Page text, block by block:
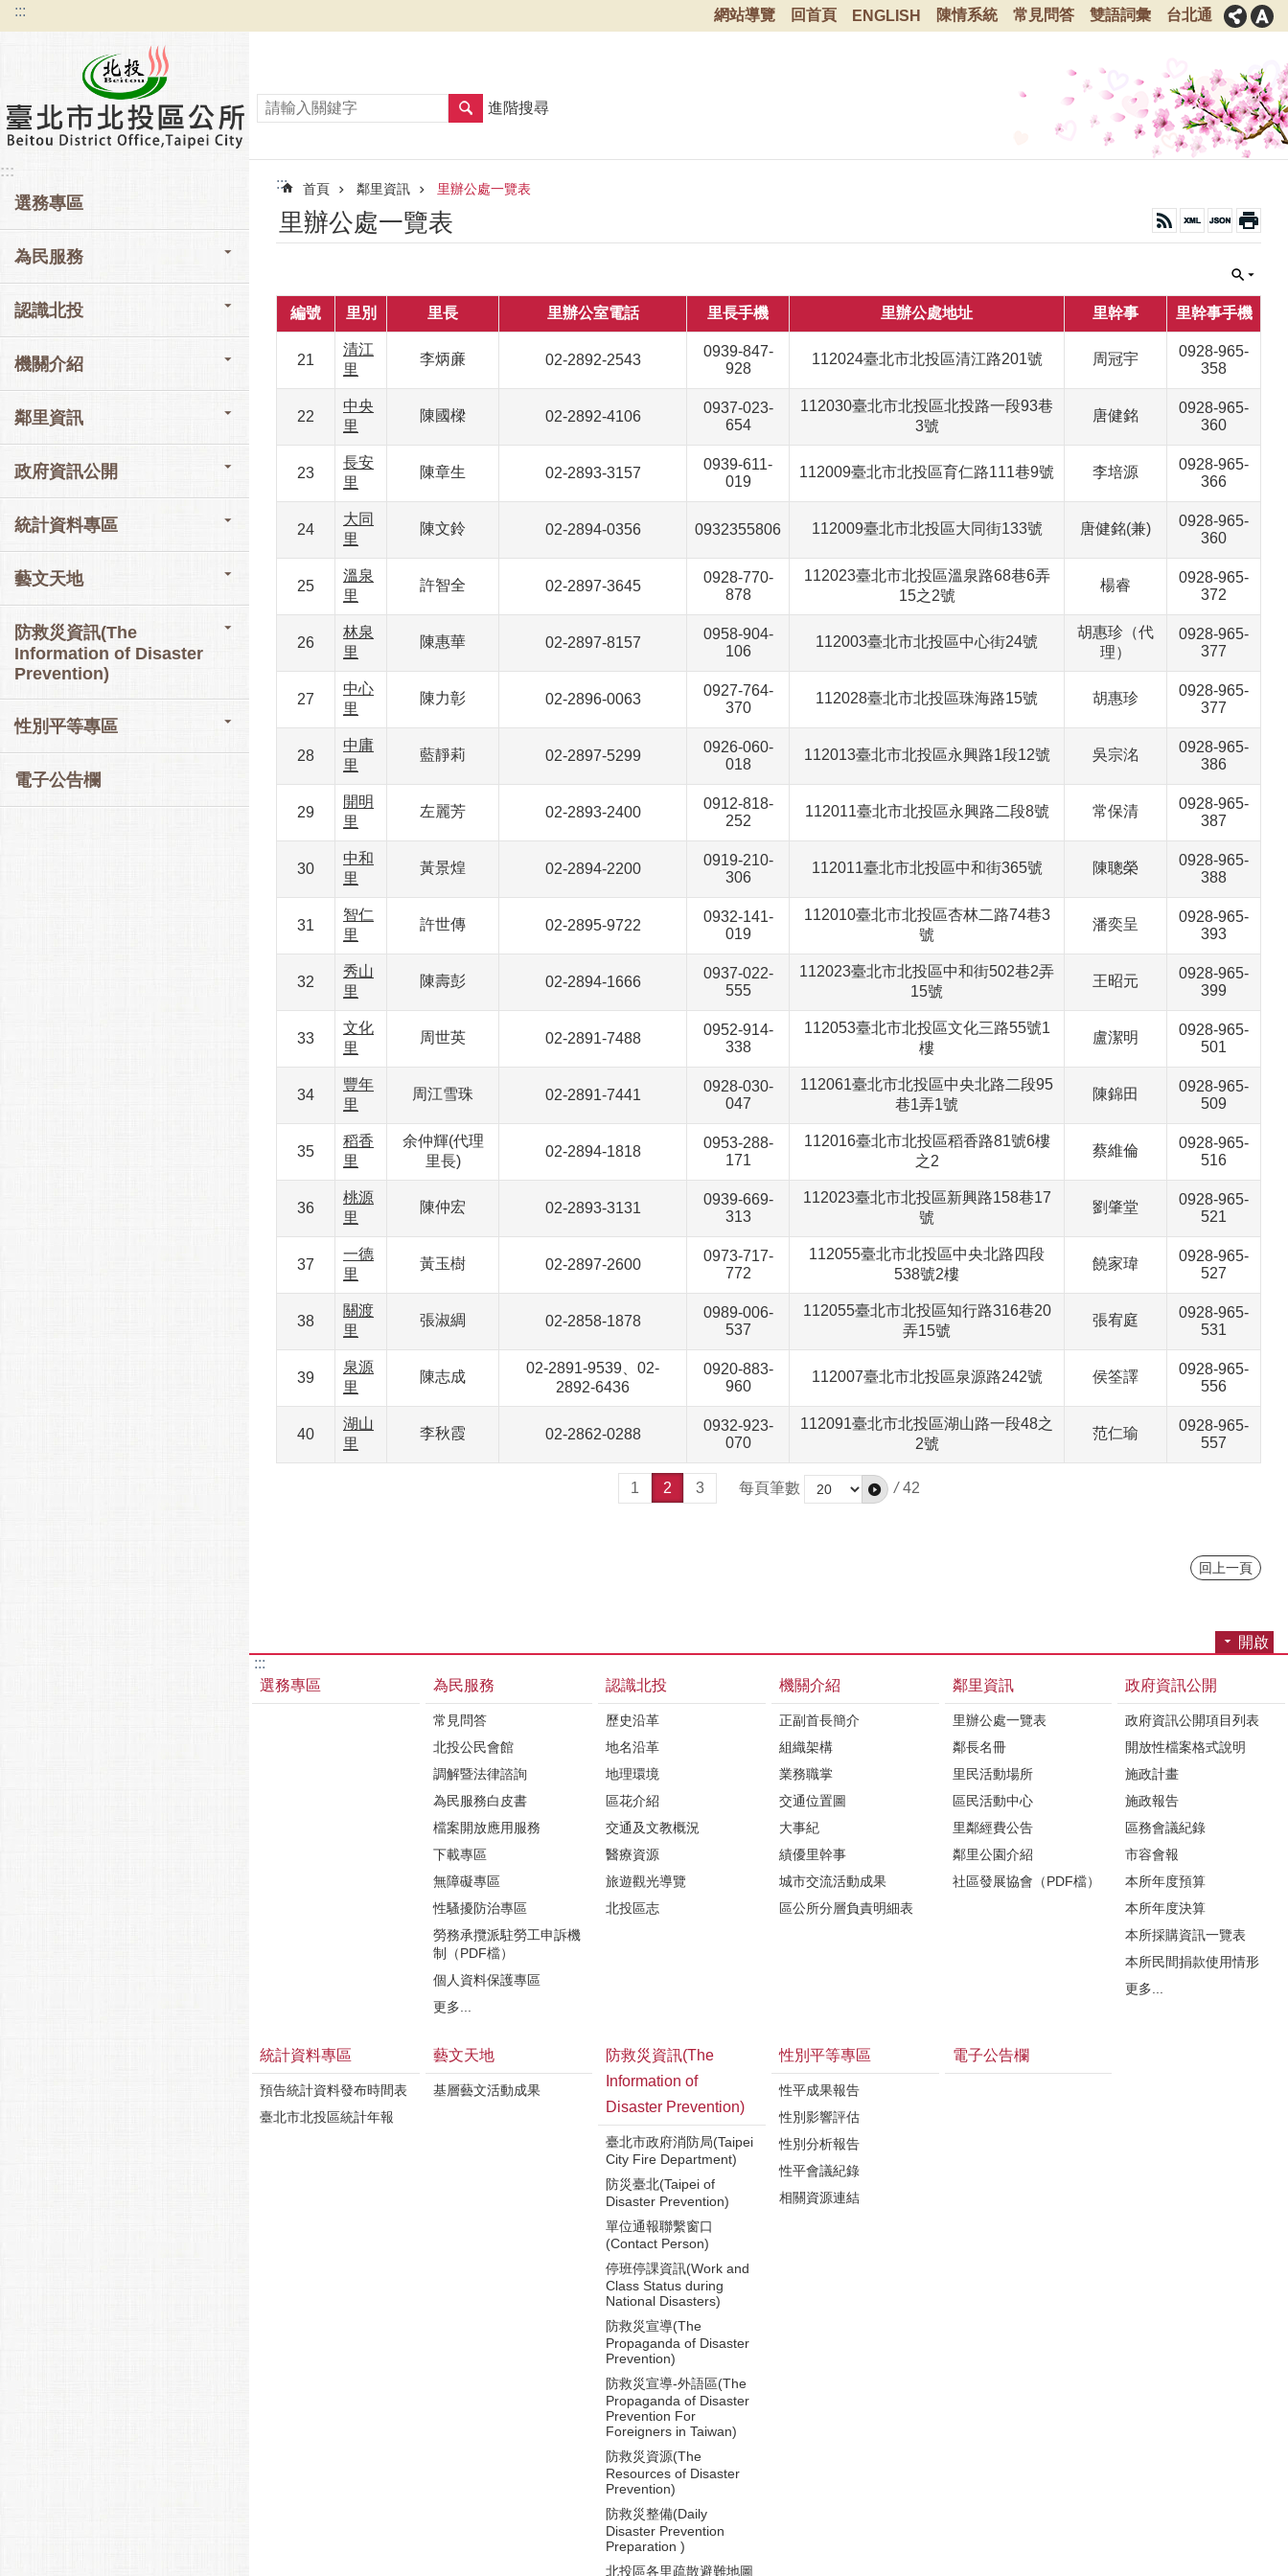
跳到主要內容區塊
::: 網站導覽 回首頁 ENGLISH 陳情系統 常見問答 雙語詞彙 台北通
:::
選務專區
為民服務
認識北投
機關介紹
鄰里資訊
政府資訊公開
統計資料專區
藝文天地
防救災資訊(The
Information of Disaster
Prevention)
性別平等專區
電子公告欄
進階搜尋
::: 首頁 鄰里資訊 里辦公處一覽表
里辦公處一覽表
編號 里別 里長 里辦公室電話 里長手機 里辦公處地址 里幹事 里幹事手機
21
清江
里
李炳亷 02-2892-2543
0939-847-
928
112024臺北市北投區清江路201號 周冠宇
0928-965-
358
22
中央
里
陳國樑 02-2892-4106
0937-023-
654
112030臺北市北投區北投路一段93巷
3號
唐健銘
0928-965-
360
23
長安
里
陳章生 02-2893-3157
0939-611-
019
112009臺北市北投區育仁路111巷9號 李培源
0928-965-
366
24
大同
里
陳文鈴 02-2894-0356 0932355806 112009臺北市北投區大同街133號 唐健銘(兼)
0928-965-
360
25
溫泉
里
許智全 02-2897-3645
0928-770-
878
112023臺北市北投區溫泉路68巷6弄
15之2號
楊睿
0928-965-
372
26
林泉
里
陳惠華 02-2897-8157
0958-904-
106
112003臺北市北投區中心街24號
胡惠珍（代
理）
0928-965-
377
27
中心
里
陳力彰 02-2896-0063
0927-764-
370
112028臺北市北投區珠海路15號 胡惠珍
0928-965-
377
28
中庸
里
藍靜莉 02-2897-5299
0926-060-
018
112013臺北市北投區永興路1段12號 吳宗洺
0928-965-
386
29
開明
里
左麗芳 02-2893-2400
0912-818-
252
112011臺北市北投區永興路二段8號 常保清
0928-965-
387
30
中和
里
黃景煌 02-2894-2200
0919-210-
306
112011臺北市北投區中和街365號 陳聰榮
0928-965-
388
31
智仁
里
許世傳 02-2895-9722
0932-141-
019
112010臺北市北投區杏林二路74巷3
號
潘奕呈
0928-965-
393
32
秀山
里
陳壽彭 02-2894-1666
0937-022-
555
112023臺北市北投區中和街502巷2弄
15號
王昭元
0928-965-
399
33
文化
里
周世英 02-2891-7488
0952-914-
338
112053臺北市北投區文化三路55號1
樓
盧潔明
0928-965-
501
34
豐年
里
周江雪珠 02-2891-7441
0928-030-
047
112061臺北市北投區中央北路二段95
巷1弄1號
陳錦田
0928-965-
509
35
稻香
里
余仲輝(代理
里長)
02-2894-1818
0953-288-
171
112016臺北市北投區稻香路81號6樓
之2
蔡維倫
0928-965-
516
36
桃源
里
陳仲宏 02-2893-3131
0939-669-
313
112023臺北市北投區新興路158巷17
號
劉肇堂
0928-965-
521
37
一德
里
黃玉樹 02-2897-2600
0973-717-
772
112055臺北市北投區中央北路四段
538號2樓
饒家瑋
0928-965-
527
38
關渡
里
張淑綢 02-2858-1878
0989-006-
537
112055臺北市北投區知行路316巷20
弄15號
張宥庭
0928-965-
531
39
泉源
里
陳志成
02-2891-9539、02-
2892-6436
0920-883-
960
112007臺北市北投區泉源路242號 侯筌譯
0928-965-
556
40
湖山
里
李秋霞 02-2862-0288
0932-923-
070
112091臺北市北投區湖山路一段48之
2號
范仁瑜
0928-965-
557
1 2 3 每頁筆數 / 42
回上一頁
開啟
:::
選務專區
為民服務
常見問答
北投公民會館
調解暨法律諮詢
為民服務白皮書
檔案開放應用服務
下載專區
無障礙專區
性騷擾防治專區
勞務承攬派駐勞工申訴機
制（PDF檔）
個人資料保護專區
更多...
認識北投
歷史沿革
地名沿革
地理環境
區花介紹
交通及文教概況
醫療資源
旅遊觀光導覽
北投區志
機關介紹
正副首長簡介
組織架構
業務職掌
交通位置圖
大事紀
績優里幹事
城市交流活動成果
區公所分層負責明細表
鄰里資訊
里辦公處一覽表
鄰長名冊
里民活動場所
區民活動中心
里鄰經費公告
鄰里公園介紹
社區發展協會（PDF檔）
政府資訊公開
政府資訊公開項目列表
開放性檔案格式說明
施政計畫
施政報告
區務會議紀錄
市容會報
本所年度預算
本所年度決算
本所採購資訊一覽表
本所民間捐款使用情形
更多...
統計資料專區
預告統計資料發布時間表
臺北市北投區統計年報
藝文天地
基層藝文活動成果
防救災資訊(The
Information of
Disaster Prevention)
臺北市政府消防局(Taipei
City Fire Department)
防災臺北(Taipei of
Disaster Prevention)
單位通報聯繫窗口
(Contact Person)
停班停課資訊(Work and
Class Status during
National Disasters)
防救災宣導(The
Propaganda of Disaster
Prevention)
防救災宣導-外語區(The
Propaganda of Disaster
Prevention For
Foreigners in Taiwan)
防救災資源(The
Resources of Disaster
Prevention)
防救災整備(Daily
Disaster Prevention
Preparation )
北投區各里疏散避難地圖
性別平等專區
性平成果報告
性別影響評估
性別分析報告
性平會議紀錄
相關資源連結
電子公告欄